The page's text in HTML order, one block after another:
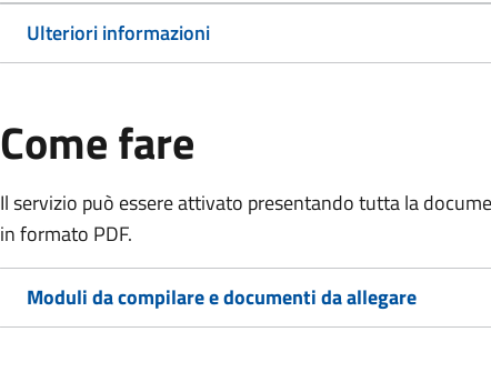
Ulteriori informazioni
Come fare
Il servizio può essere attivato presentando tutta la
in formato PDF.
Moduli da compilare e documenti da allegare